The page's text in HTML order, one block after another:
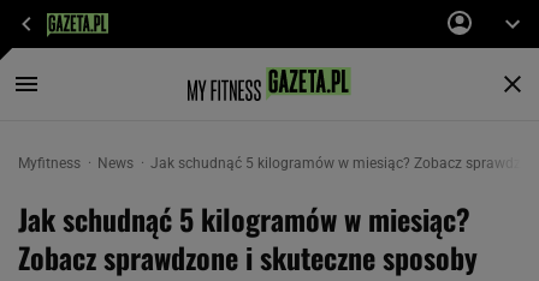
Myfitness News Jak schudnąć 5 kilogramów w miesiąc? Zobacz
Jak schudnąć 5 kilogramów w miesiąc?
Zobacz sprawdzone i skuteczne sposoby